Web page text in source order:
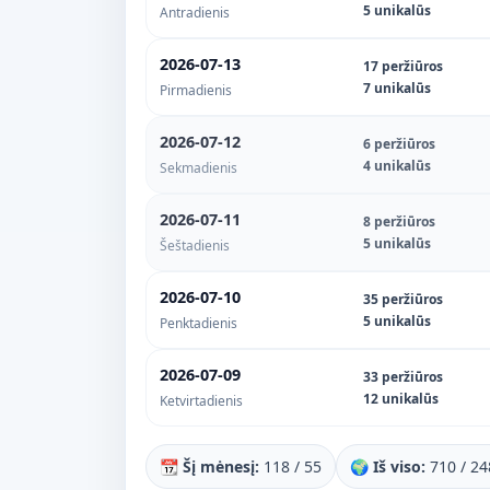
Antradienis 5 unikalūs
2026-07-13
Pirmadienis
17 peržiūros
7 unikalūs
2026-07-12
Sekmadienis
6 peržiūros
4 unikalūs
2026-07-11
Šeštadienis
8 peržiūros
5 unikalūs
2026-07-10
Penktadienis
35 peržiūros
5 unikalūs
2026-07-09
Ketvirtadienis
33 peržiūros
12 unikalūs
📆 Šį mėnesį: 118 / 55 🌍 Iš viso: 710 /